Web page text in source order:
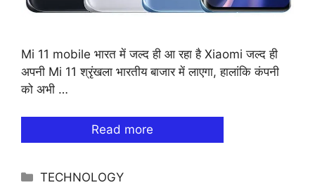
Mi 11 mobile भारत में जल्द ही आ रहा है Xiaomi जल्द ही
अपनी Mi 11 श्रृंखला भारतीय बाजार में लाएगा, हालांकि कंपनी
को अभी …
Read more
Categories
TECHNOLOGY